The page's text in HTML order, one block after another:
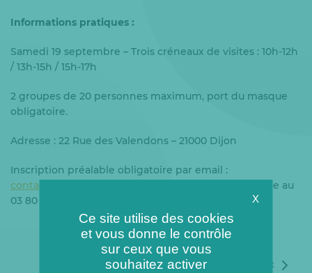
Informations pratiques :
Samedi 19 septembre – Trois créneaux de visites : 10h-12h
/ 13h-15h / 15h-17h
2 groupes de 20 personnes maximum, port du masque
obligatoire.
Adresse : 22 Rue des Valendons – 21000 Dijon
Inscription préalable obligatoire par email :
contact.sodien@groupe-coriance.fr
ou par téléphone au
03 80 76 98 90
Article suivant
X
Ce site utilise des cookies
et vous donne le contrôle
sur ceux que vous
souhaitez activer